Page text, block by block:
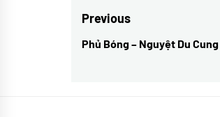
Điều
hướng
Previous
Previous
Phủ Bóng – Nguyệt Du Cung